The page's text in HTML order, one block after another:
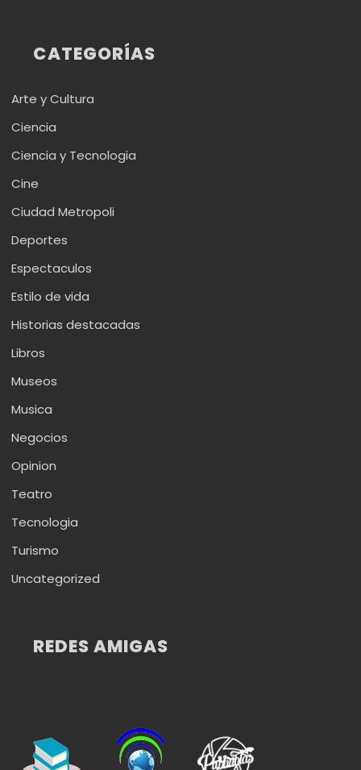
CATEGORÍAS
Arte y Cultura
Ciencia
Ciencia y Tecnologia
Cine
Ciudad Metropoli
Deportes
Espectaculos
Estilo de vida
Historias destacadas
Libros
Museos
Musica
Negocios
Opinion
Teatro
Tecnologia
Turismo
Uncategorized
REDES AMIGAS